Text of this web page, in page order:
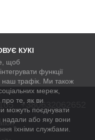
КУКІ
щоб
функції
наш трафік. Ми також
мереж,
те, як ви
можуть поєднувати
надали або яку вони
їхніми службами.
+380632062652